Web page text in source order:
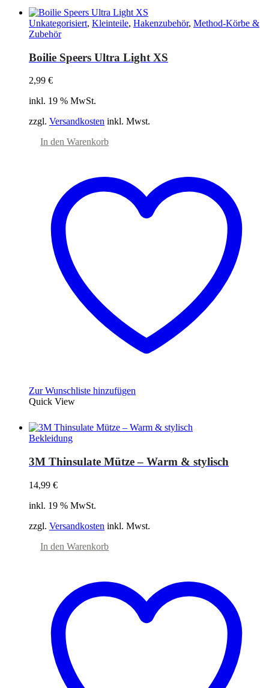
Unkategorisiert, Kleinteile, Hakenzubehör, Method-Körbe &
Zubehör
Boilie Speers Ultra Light XS
2,99 €
inkl. 19 % MwSt.
zzgl. Versandkosten inkl. Mwst.
In den Warenkorb
Zur Wunschliste hinzufügen
Quick View
Bekleidung
3M Thinsulate Mütze – Warm & stylisch
14,99 €
inkl. 19 % MwSt.
zzgl. Versandkosten inkl. Mwst.
In den Warenkorb